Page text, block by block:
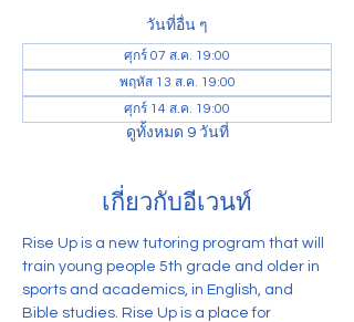
วันที่อื่น ๆ
ศุกร์ 07 ส.ค. 19:00
พฤหัส 13 ส.ค. 19:00
ศุกร์ 14 ส.ค. 19:00
ดูทั้งหมด 9 วันที่
เกี่ยวกับอีเวนท์
Rise Up is a new tutoring program that will
train young people 5th grade and older in
sports and academics, in English, and
Bible studies. Rise Up is a place for